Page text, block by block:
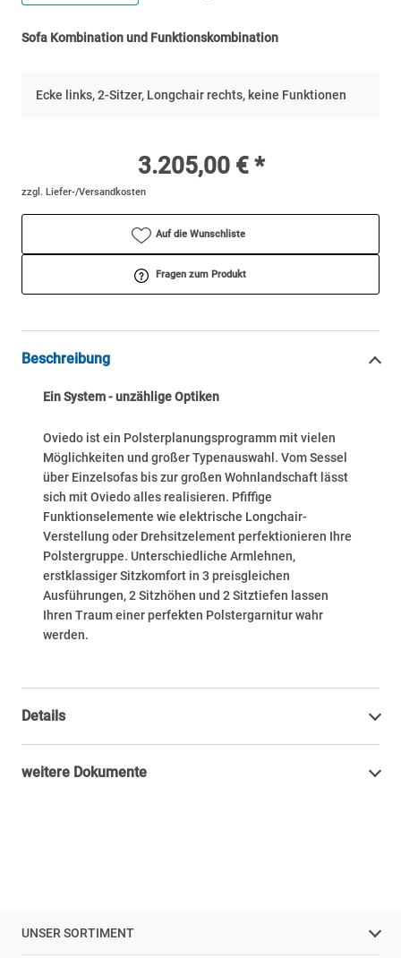
Sofa Kombination und Funktionskombination
Ecke links, 2-Sitzer, Longchair rechts, keine Funktionen
3.205,00 € *
zzgl. Liefer-/Versandkosten
Auf die Wunschliste
Fragen zum Produkt
Beschreibung
Ein System - unzählige Optiken
Oviedo ist ein Polsterplanungsprogramm mit vielen
Möglichkeiten und großer Typenauswahl. Vom Sessel
über Einzelsofas bis zur großen Wohnlandschaft lässt
sich mit Oviedo alles realisieren. Pfiffige
Funktionselemente wie elektrische Longchair-
Verstellung oder Drehsitzelement perfektionieren Ihre
Polstergruppe. Unterschiedliche Armlehnen,
erstklassiger Sitzkomfort in 3 preisgleichen
Ausführungen, 2 Sitzhöhen und 2 Sitztiefen lassen
Ihren Traum einer perfekten Polstergarnitur wahr
werden.
Details
weitere Dokumente
UNSER SORTIMENT